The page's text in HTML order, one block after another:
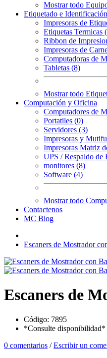
Mostrar todo
Etiquetado e Identificación
Impresoras de
Etiquetas Termicas
Ribbon de
Impresoras de
Computadoras de
Tabletas (8)
Mostrar todo
Computación y Oficina
Computadores de
Portatiles (0)
Servidores (3)
Impresoras y
Impresoras Matriz
UPS / Respaldo de
monitores (8)
Software (4)
Mostrar todo
Contactenos
MC Blog
Escaners de Mostrador
Escaners de
Código: 7895
*Consulte disponibilidad*
0 comentarios /Escribir un